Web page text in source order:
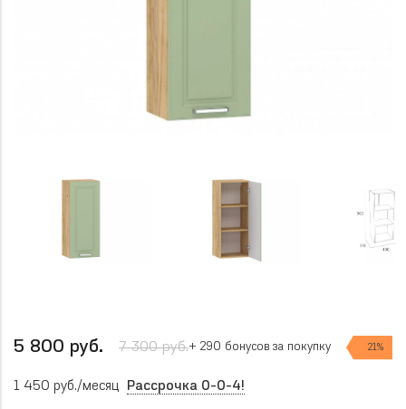
5 800 руб. 7 300 руб. 21%
+ 290 бонусов за покупку
1 450 руб./месяц Рассрочка 0-0-4!